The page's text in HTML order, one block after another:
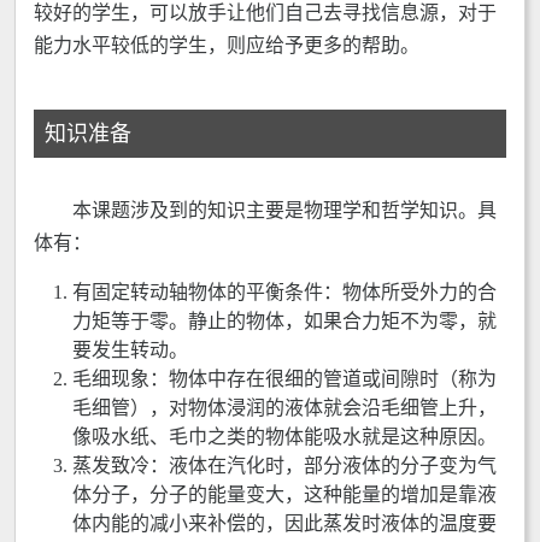
较好的学生，可以放手让他们自己去寻找信息源，对于
能力水平较低的学生，则应给予更多的帮助。
知识准备
本课题涉及到的知识主要是物理学和哲学知识。具
体有：
有固定转动轴物体的平衡条件：物体所受外力的合
力矩等于零。静止的物体，如果合力矩不为零，就
要发生转动。
毛细现象：物体中存在很细的管道或间隙时（称为
毛细管），对物体浸润的液体就会沿毛细管上升，
像吸水纸、毛巾之类的物体能吸水就是这种原因。
蒸发致冷：液体在汽化时，部分液体的分子变为气
体分子，分子的能量变大，这种能量的增加是靠液
体内能的减小来补偿的，因此蒸发时液体的温度要